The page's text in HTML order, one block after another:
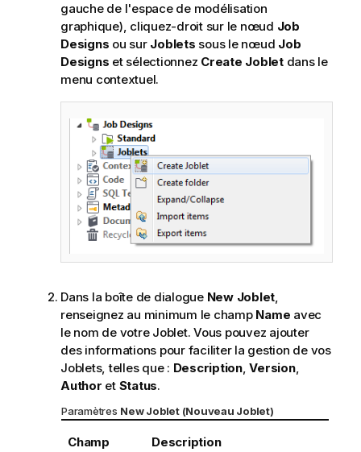
gauche de l'espace de modélisation
graphique), cliquez-droit sur le nœud Job
Designs ou sur Joblets sous le nœud Job
Designs et sélectionnez Create Jobletdans le
menu contextuel.
Dans la boîte de dialogue New Joblet
renseignez au minimum le champ Name avec
le nom de votre Joblet. Vous pouvez ajouter
des informations pour faciliter la gestion de vos
Joblets, telles que : Description,Version,
Author et Status.
Paramètres New Joblet (Nouveau Joblet)
Champ Description